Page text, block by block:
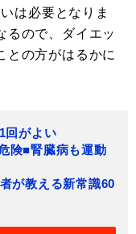
は必要となりま
るので、ダイエッ
との方がはるかに
回がよい
険■腎臓病も運動
が教える新常識60